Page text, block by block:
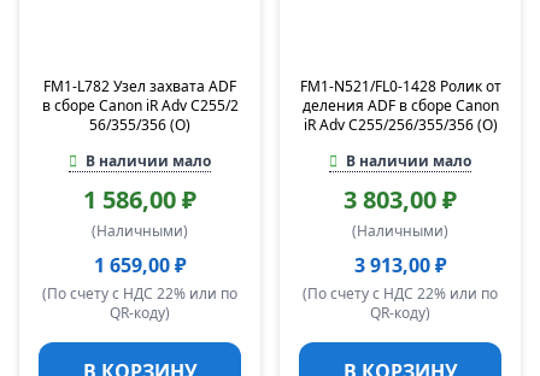
FM1-L782 Узел захвата ADF
в сборе Canon iR Adv C255/2
56/355/356 (O)
В наличии мало
1 586,00 ₽
(Наличными)
1 659,00 ₽
(По счету с НДС 22% или по
QR-коду)
FM1-N521/FL0-1428 Ролик от
деления ADF в сборе Canon
iR Adv С255/256/355/356 (O)
В наличии мало
3 803,00 ₽
(Наличными)
3 913,00 ₽
(По счету с НДС 22% или по
QR-коду)